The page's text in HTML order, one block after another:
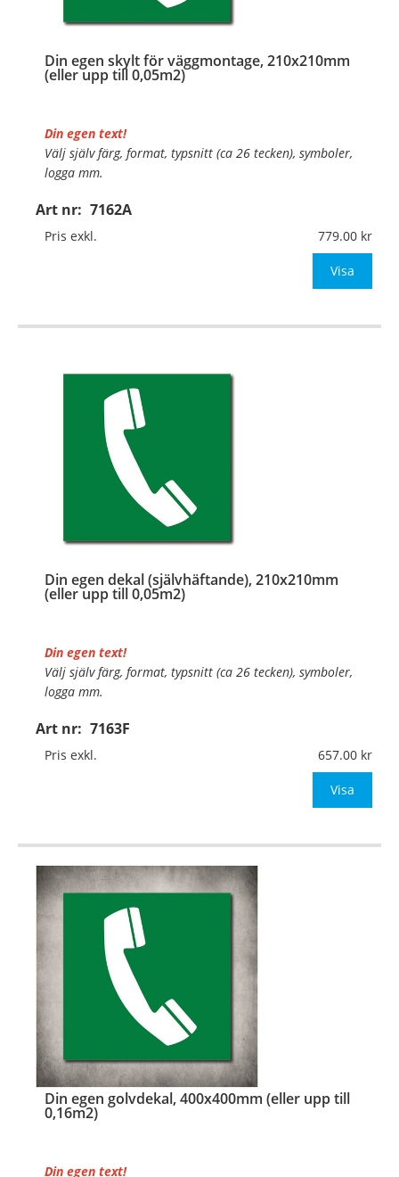
Din egen skylt för väggmontage, 210x210mm
(eller upp till 0,05m2)
Art nr: 7162A
Din egen text!
Välj själv färg, format, typsnitt (ca 26 tecken), symboler,
logga mm.
Material:Plan aluminium, 0,7mm (väggmontage)
Mått:210x210mm (eller annat mått upp till 0,05m²)
Pris exkl. 779.00
Visa
Din egen dekal (självhäftande), 210x210mm
(eller upp till 0,05m2)
Art nr: 7163F
Din egen text!
Välj själv färg, format, typsnitt (ca 26 tecken), symboler,
logga mm.
Material:Självhäftande folie
Mått:210x210mm (eller annat mått upp till 0,05m²)
Pris exkl. 657.00
Visa
Din egen golvdekal, 400x400mm (eller upp till
0,16m2)
Din egen text!